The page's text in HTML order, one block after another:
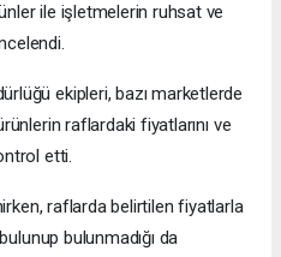
ile işletmelerin ruhsat ve
ekipleri, bazı marketlerde
raflardaki fiyatlarını ve
etti.
raflarda belirtilen fiyatlarla
bulunmadığı da